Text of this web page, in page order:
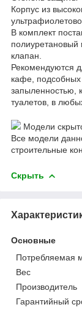
Корпус из
В комплект
клапан.
Рекомендуются
кафе,
запыленностью,
туалетов, в
Модели
Все модели
строительные
Скрыть
Основные
Потребляемая
Вес
Производитель
Гарантийный